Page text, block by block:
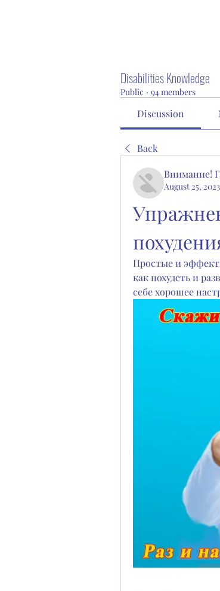
Disabilities Knowledge
Public · 94 members
Discussion
Back
Внимание!
August 25, 2023
Простые и
как похудеть и
себе хорошее